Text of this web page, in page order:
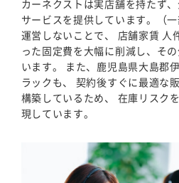
カーネクストは実店舗を持たず
サービスを提供しています。（
運営しないことで、 店舗家賃 人
った固定費を大幅に削減し、そ
います。 また、鹿児島県大島郡
ラックも、 契約後すぐに最適な
構築しているため、 在庫リスク
現しています。